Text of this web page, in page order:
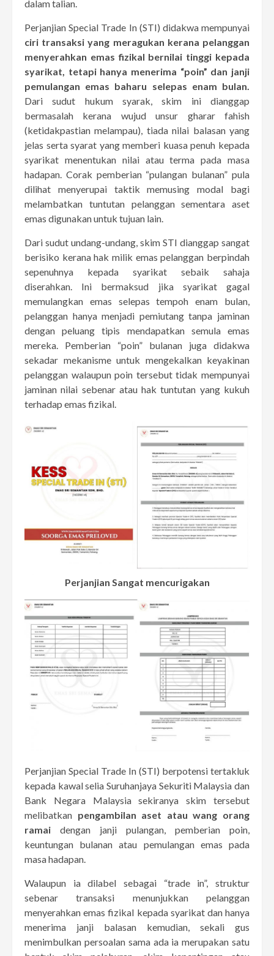
dalam talian.
Perjanjian Special Trade In (STI) didakwa mempunyai
ciri transaksi yang meragukan kerana pelanggan
menyerahkan emas fizikal bernilai tinggi kepada
syarikat, tetapi hanya menerima “poin” dan janji
pemulangan emas baharu selepas enam bulan.
Dari sudut hukum syarak, skim ini dianggap
bermasalah kerana wujud unsur gharar fahish
(ketidakpastian melampau), tiada nilai balasan yang
jelas serta syarat yang memberi kuasa penuh kepada
syarikat menentukan nilai atau terma pada masa
hadapan. Corak pemberian “pulangan bulanan” pula
dilihat menyerupai taktik memusing modal bagi
melambatkan tuntutan pelanggan sementara aset
emas digunakan untuk tujuan lain.
Dari sudut undang-undang, skim STI dianggap sangat
berisiko kerana hak milik emas pelanggan berpindah
sepenuhnya kepada syarikat sebaik sahaja
diserahkan. Ini bermaksud jika syarikat gagal
memulangkan emas selepas tempoh enam bulan,
pelanggan hanya menjadi pemiutang tanpa jaminan
dengan peluang tipis mendapatkan semula emas
mereka. Pemberian “poin” bulanan juga didakwa
sekadar mekanisme untuk mengekalkan keyakinan
pelanggan walaupun poin tersebut tidak mempunyai
jaminan nilai sebenar atau hak tuntutan yang kukuh
terhadap emas fizikal.
Perjanjian Sangat mencurigakan
Perjanjian Special Trade In (STI) berpotensi tertakluk
kepada kawal selia Suruhanjaya Sekuriti Malaysia dan
Bank Negara Malaysia sekiranya skim tersebut
melibatkan pengambilan aset atau wang orang
ramai dengan janji pulangan, pemberian poin,
keuntungan bulanan atau pemulangan emas pada
masa hadapan.
Walaupun ia dilabel sebagai “trade in”, struktur
sebenar transaksi menunjukkan pelanggan
menyerahkan emas fizikal kepada syarikat dan hanya
menerima janji balasan kemudian, sekali gus
menimbulkan persoalan sama ada ia merupakan satu